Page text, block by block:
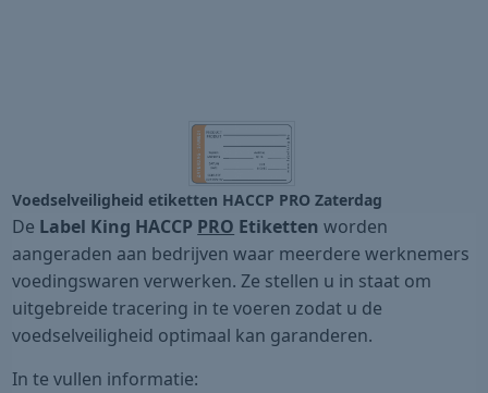
Voedselveiligheid etiketten HACCP PRO Zaterdag
De Label King HACCP PRO Etikettenworden
aangeraden aan bedrijven waar meerdere werknemers
voedingswaren verwerken. Ze stellen u in staat om
uitgebreide tracering in te voeren zodat u de
voedselveiligheid optimaal kan garanderen.
In te vullen informatie: